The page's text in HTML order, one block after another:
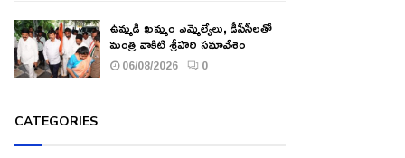
ఉమ్మడి ఖమ్మం ఎమ్మెల్యేలు, డీసీసీలతో
మంత్రి వాకిటి శ్రీహరి సమావేశం
06/08/2026 0
CATEGORIES